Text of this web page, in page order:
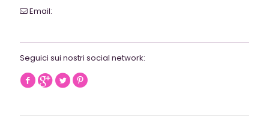
Email:
Seguici sui nostri social network: